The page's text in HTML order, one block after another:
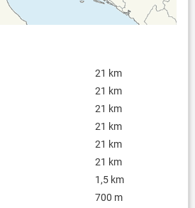
21 km
21 km
21 km
21 km
21 km
21 km
1,5 km
700 m